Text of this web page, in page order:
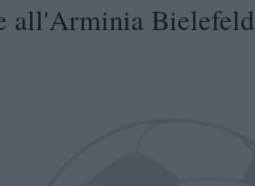
all'Arminia Bielefeld